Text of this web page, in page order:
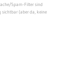
Spam-Filter sind
(aber da, keine